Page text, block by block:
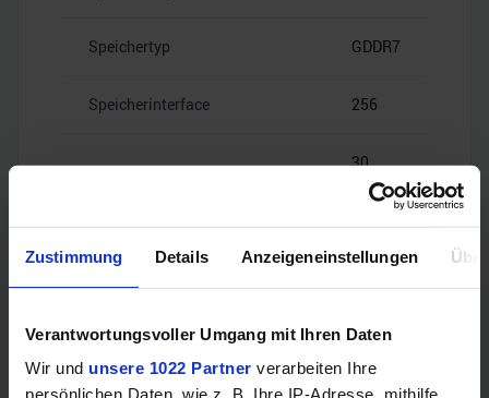
Zustimmung Details Anzeigeneinstellungen
Verantwortungsvoller Umgang mit Ihren Daten
Wir und unsere 1022 Partner verarbeiten Ihre
persönlichen Daten, wie z. B. Ihre IP-Adresse, mithilfe
Speichertyp GDDR7
Speicherinterface 256
Speicherbandbreite
30
Gbps
Videoanschlüsse